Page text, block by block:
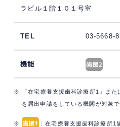
ラビル１階１０１号室
03-5668-
※ 「在宅療養支援歯科診療所1」また
を届出申請をしている機関が対象で
※ ：在宅療養支援歯科診療所